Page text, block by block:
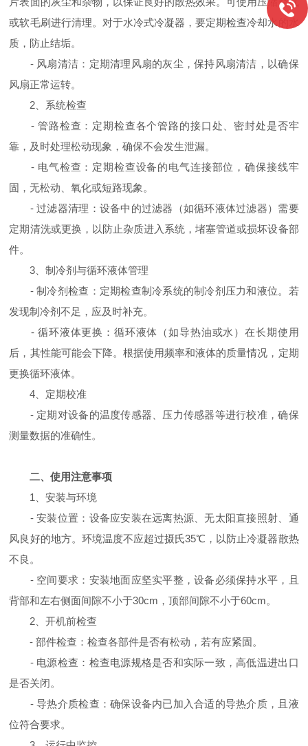
或软毛刷进行清理。对于水冷式冷凝器，要定期检查冷却水的水
质，防止结垢。
- 风扇清洁：定期清理风扇的灰尘，保持风扇清洁，以确保
风扇正常运转。
2、系统检查
- 管路检查：定期检查各个管路的接口处、密封处是否牢
靠，及时处理松动现象，确保不会发生泄漏。
- 电气检查：定期检查设备的电气连接部位，确保接线牢
固，无松动、氧化或短路现象。
- 过滤器清理：设备中的过滤器（如循环液体过滤器）需要
定期清洗或更换，以防止杂质进入系统，堵塞管道或损坏设备部
件。
3、制冷剂与循环液体管理
- 制冷剂检查：定期检查制冷系统的制冷剂压力和液位。若
发现制冷剂不足，应及时补充。
- 循环液体更换：循环液体（如导热油或水）在长期使用
后，其性能可能会下降。根据使用频率和液体的质量情况，定期
更换循环液体。
4、定期校准
- 定期对设备的温度传感器、压力传感器等进行校准，确保
测量数据的准确性。
二、使用注意事项
1、安装与环境
- 安装位置：设备应安装在远离热源、无太阳直接照射、通
风良好的地方。环境温度不应超过摄氏35℃，以防止冷凝器散热
不良。
- 空间要求：安装地面应坚实平整，设备必须保持水平，且
背部和左右侧面间隙不小于30cm，顶部间隙不小于60cm。
2、开机前检查
- 部件检查：检查各部件是否有松动，若有应紧固。
- 电源检查：检查电源规格是否和实际一致，高低温进出口
是否关闭。
- 导热介质检查：确保设备内已加入合适的导热介质，且液
位符合要求。